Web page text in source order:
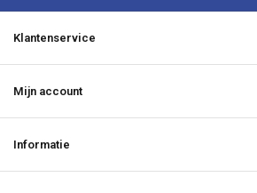
Klantenservice
Mijn account
Informatie